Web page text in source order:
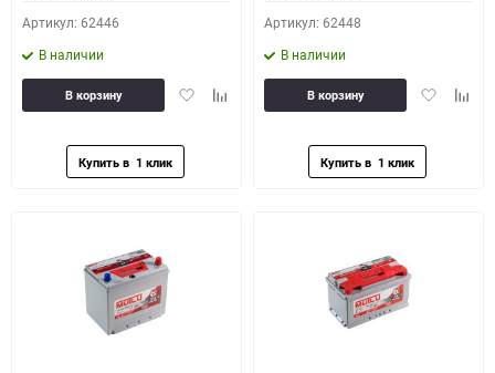
Артикул: 62446
В наличии
ДобавитьДобавить
В корзину
Артикул: 62448
В наличии
Добавить
В корзину